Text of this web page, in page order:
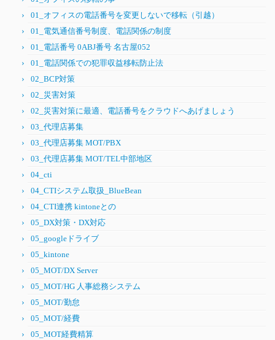
01_オフィスの電話番号を変更しないで移転（引越）
01_電気通信番号制度、電話関係の制度
01_電話番号 0ABJ番号 名古屋052
01_電話関係での犯罪収益移転防止法
02_BCP対策
02_災害対策
02_災害対策に最適、電話番号をクラウドへあげましょう
03_代理店募集
03_代理店募集 MOT/PBX
03_代理店募集 MOT/TEL中部地区
04_cti
04_CTIシステム取扱_BlueBean
04_CTI連携 kintoneとの
05_DX対策・DX対応
05_googleドライブ
05_kintone
05_MOT/DX Server
05_MOT/HG 人事総務システム
05_MOT/勤怠
05_MOT/経費
05_MOT経費精算